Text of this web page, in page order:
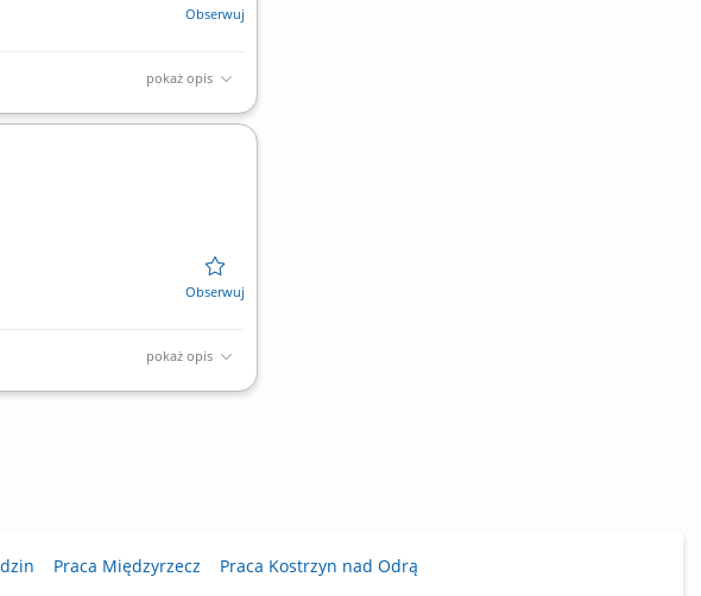
pokaż opis
w Polsce;
pokaż opis
Praca Międzyrzecz Praca Kostrzyn nad Odrą